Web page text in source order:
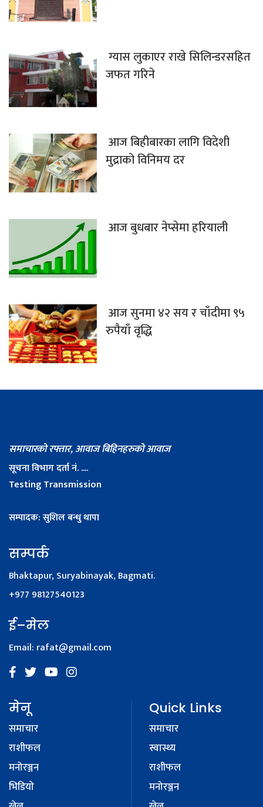
ग्यास लुकाएर राखे सिलिन्डरसहित
जफत गरिने
आज बिहीबारका लागि विदेशी
मुद्राको विनिमय दर
आज बुधबार नेप्सेमा हरियाली
आज सुनमा ४२ सय र चाँदीमा ९५
रुपैयाँ वृद्धि
समाचारको रफ्तार, आवाज बिहिनहरुको आवाज
सूचना विभाग दर्ता नं. ....
Testing Transmission
सम्पादक: सुशिल बन्धु थापा
सम्पर्क
Bhaktapur, Suryabinayak, Bagmati.
+977 98127540123
ई–मेल
Email: rafat@gmail.com
मेनू
समाचार
राशीफल
मनोरञ्जन
भिडियाे
Quick Links
समाचार
स्वास्थ्य
राशीफल
मनोरञ्जन